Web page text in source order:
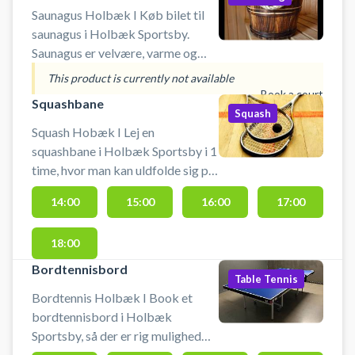
Saunagus Holbæk I Køb bilet til
saunagus i Holbæk Sportsby.
Saunagus er velvære, varme og
dejlige dufte, der både kan være
beroligende, opkvikkende og
udrensende - og så en lille tur i et
af bassinerne i pausen. Kom og
deltag i saunagus i svømmehallen i
Holbæk Sportsby. #Saunagus-
Holbæk #Saunagus-Odsherred
#Gus-Odsherred #Gus-Holbæk
This product is currently not available
Book a court
Squashbane
Squash Hobæk I Lej en
squashbane i Holbæk Sportsby i 1
time, hvor man kan uldfolde sig på
sportsbyens 3 squashbaner i
Holbæk. Book squashbane og spil
squash i Holbæk på en af de tre
squashbaner i Holbæk Sportsby.
Muligt at leje ketcher og købe
Squash
14:00 15:00 16:00 17:00
18:00
Bordtennisbord
Bordtennis Holbæk I Book et
bordtennisbord i Holbæk
Sportsby, så der er rig mulighed
Table Tennis